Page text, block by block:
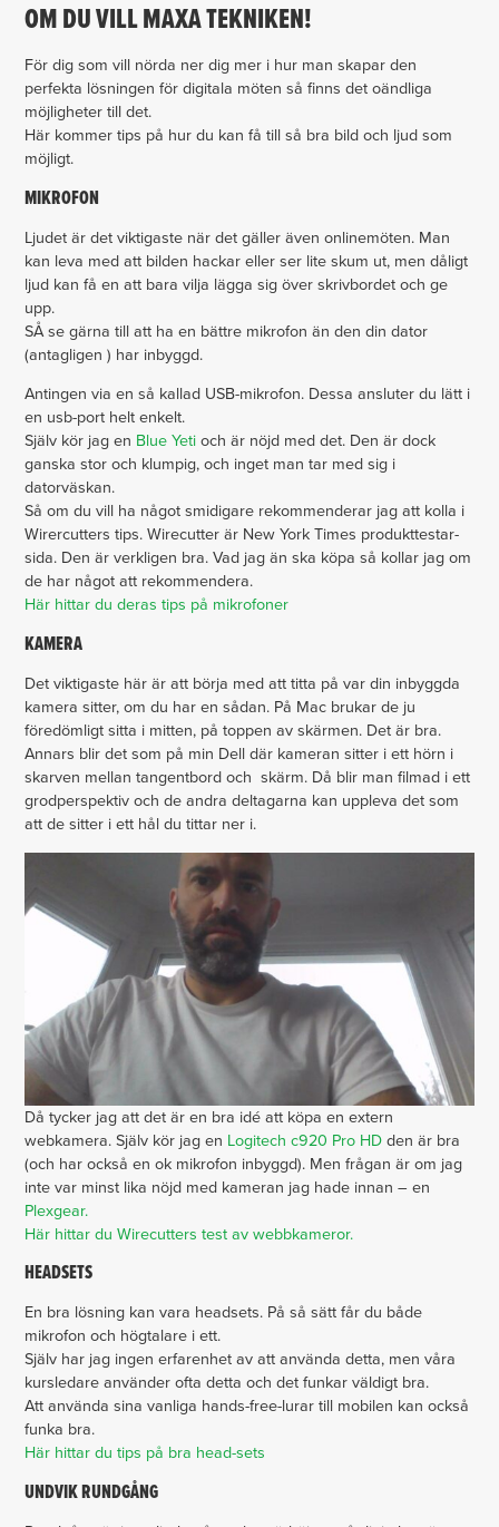
OM DU VILL MAXA TEKNIKEN!
För dig som vill nörda ner dig mer i hur man skapar den
perfekta lösningen för digitala möten så finns det oändliga
möjligheter till det.
Här kommer tips på hur du kan få till så bra bild och ljud som
möjligt.
MIKROFON
Ljudet är det viktigaste när det gäller även onlinemöten. Man
kan leva med att bilden hackar eller ser lite skum ut, men dåligt
ljud kan få en att bara vilja lägga sig över skrivbordet och ge
upp.
SÅ se gärna till att ha en bättre mikrofon än den din dator
(antagligen ) har inbyggd.
Antingen via en så kallad USB-mikrofon. Dessa ansluter du lätt i
en usb-port helt enkelt.
Själv kör jag en Blue Yeti och är nöjd med det. Den är dock
ganska stor och klumpig, och inget man tar med sig i
datorväskan.
Så om du vill ha något smidigare rekommenderar jag att kolla i
Wirercutters tips. Wirecutter är New York Times produkttestar-
sida. Den är verkligen bra. Vad jag än ska köpa så kollar jag om
de har något att rekommendera.
Här hittar du deras tips på mikrofoner
KAMERA
Det viktigaste här är att börja med att titta på var din inbyggda
kamera sitter, om du har en sådan. På Mac brukar de ju
föredömligt sitta i mitten, på toppen av skärmen. Det är bra.
Annars blir det som på min Dell där kameran sitter i ett hörn i
skarven mellan tangentbord och skärm. Då blir man filmad i ett
grodperspektiv och de andra deltagarna kan uppleva det som
att de sitter i ett hål du tittar ner i.
Då tycker jag att det är en bra idé att köpa en extern
webkamera. Själv kör jag en Logitech c920 Pro HD den är bra
(och har också en ok mikrofon inbyggd). Men frågan är om jag
inte var minst lika nöjd med kameran jag hade innan – en
Plexgear.
Här hittar du Wirecutters test av webbkameror.
HEADSETS
En bra lösning kan vara headsets. På så sätt får du både
mikrofon och högtalare i ett.
Själv har jag ingen erfarenhet av att använda detta, men våra
kursledare använder ofta detta och det funkar väldigt bra.
Att använda sina vanliga hands-free-lurar till mobilen kan också
funka bra.
Här hittar du tips på bra head-sets
UNDVIK RUNDGÅNG